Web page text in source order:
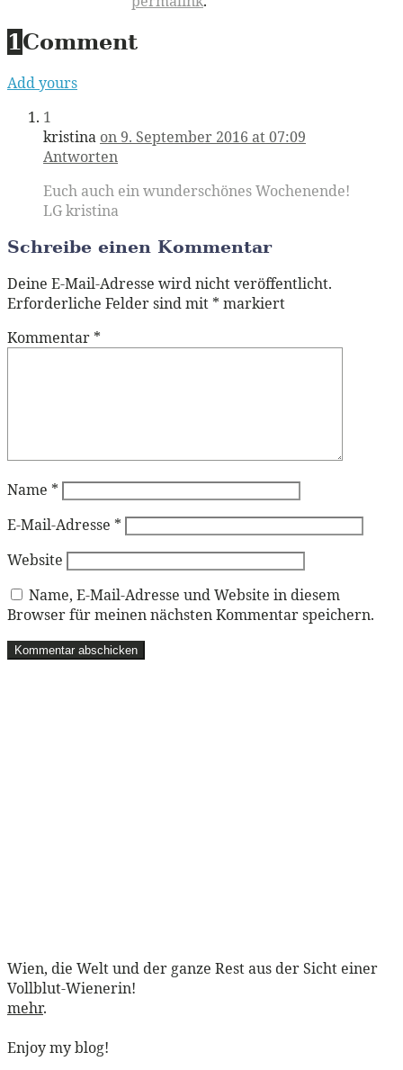
1 Comment
Add yours
1
kristina on 9. September 2016 at 07:09
Antworten
Euch auch ein wunderschönes Wochenende!
LG kristina
Schreibe einen Kommentar
Deine E-Mail-Adresse wird nicht veröffentlicht.
Erforderliche Felder sind mit * markiert
Kommentar *
Name *
E-Mail-Adresse *
Website
Name, E-Mail-Adresse und Website in diesem
Browser für meinen nächsten Kommentar speichern.
Wien, die Welt und der ganze Rest aus der Sicht einer
Vollblut-Wienerin!
mehr.
Enjoy my blog!